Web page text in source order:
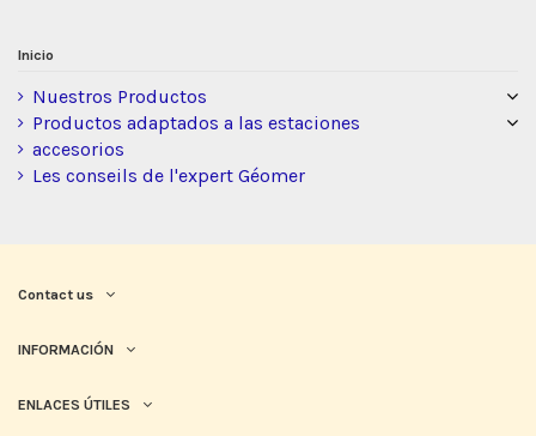
Inicio
Nuestros Productos
Productos adaptados a las estaciones
accesorios
Les conseils de l'expert Géomer
Contact us
INFORMACIÓN
ENLACES ÚTILES